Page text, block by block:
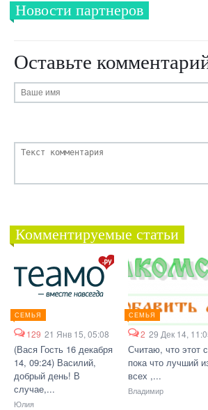
Новости партнеров
Оставьте
Комментируемые статьи
СЕМЬЯ
129 21 Янв 15, 05:08
(Вася Гость 16 декабря
14, 09:24) Василий,
добрый день! В
случае,...
Юлия
СЕМЬЯ
2 29 Дек 14,
Считаю, что этот
пока что лучший
всех ,...
Владимир